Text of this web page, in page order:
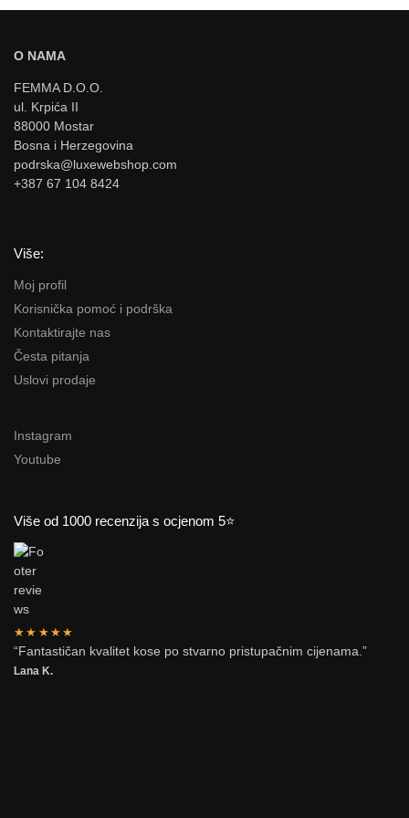
O NAMA
FEMMA D.O.O.
ul. Krpića II
88000 Mostar
Bosna i Herzegovina
podrska@luxewebshop.com
+387 67 104 8424
Više:
Moj profil
Korisnička pomoć i podrška
Kontaktirajte nas
Česta pitanja
Uslovi prodaje
Instagram
Youtube
Više od 1000 recenzija s ocjenom 5⭐
★★★★★
“Fantastičan kvalitet kose po stvarno pristupačnim cijenama.”
Lana K.